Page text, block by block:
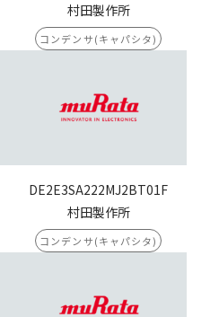
村田製作所
コンデンサ(キャパシタ)
DE2E3SA222MJ2BT01F
村田製作所
コンデンサ(キャパシタ)